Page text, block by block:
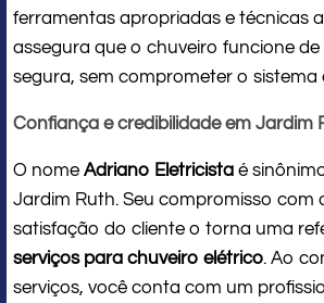
ferramentas apropriadas e técnicas
assegura que o chuveiro funcione
segura, sem comprometer o sistema
Confiança e credibilidade em Jardim
O nome Adriano Eletricista é
Jardim Ruth. Seu compromisso com
satisfação do cliente o torna uma
serviços para chuveiro elétrico. Ao
serviços, você conta com um